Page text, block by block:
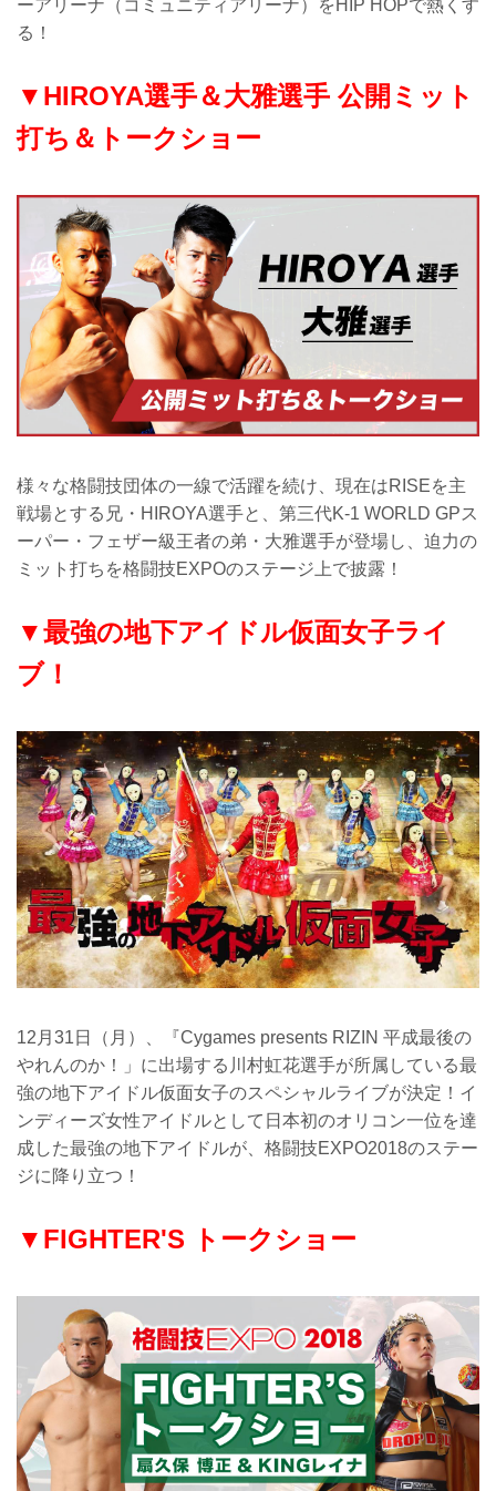
ーアリーナ（コミュニティアリーナ）をHIP HOPで熱くす
る！
▼HIROYA選手＆大雅選手 公開ミット
打ち＆トークショー
様々な格闘技団体の一線で活躍を続け、現在はRISEを主
戦場とする兄・HIROYA選手と、第三代K-1 WORLD GPス
ーパー・フェザー級王者の弟・大雅選手が登場し、迫力の
ミット打ちを格闘技EXPOのステージ上で披露！
▼最強の地下アイドル仮面女子ライ
ブ！
12月31日（月）、『Cygames presents RIZIN 平成最後の
やれんのか！」に出場する川村虹花選手が所属している最
強の地下アイドル仮面女子のスペシャルライブが決定！イ
ンディーズ女性アイドルとして日本初のオリコン一位を達
成した最強の地下アイドルが、格闘技EXPO2018のステー
ジに降り立つ！
▼FIGHTER'S トークショー